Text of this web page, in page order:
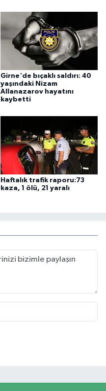
Girne'de bıçaklı saldırı: 40
yaşındaki Nizam
Allanazarov hayatını
kaybetti
Haftalık trafik raporu:73
kaza, 1 ölü, 21 yaralı